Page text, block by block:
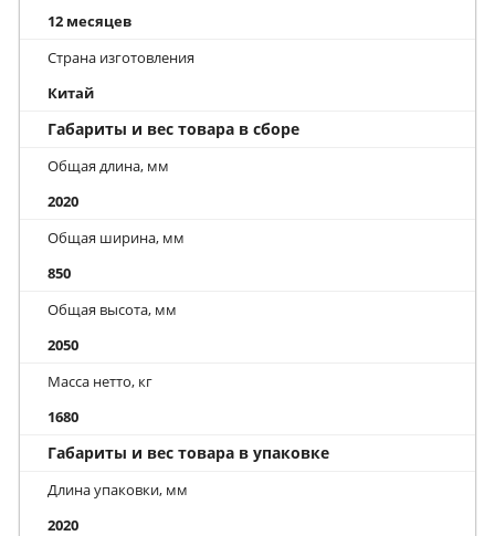
12 месяцев
Страна изготовления
Китай
Габариты и вес товара в сборе
Общая длина, мм
2020
Общая ширина, мм
850
Общая высота, мм
2050
Масса нетто, кг
1680
Габариты и вес товара в упаковке
Длина упаковки, мм
2020